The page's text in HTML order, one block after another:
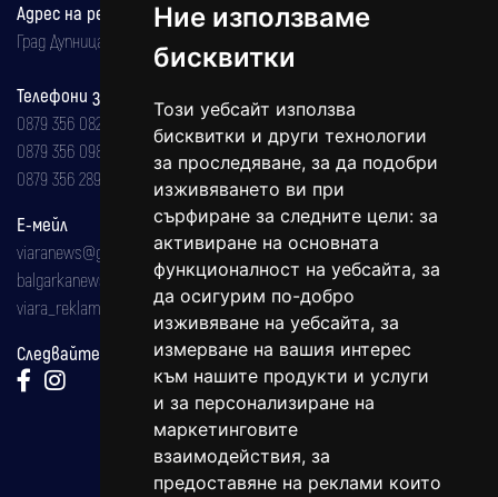
Ние използваме
бисквитки
Този уебсайт използва
бисквитки и други технологии
за проследяване, за да подобри
изживяването ви при
сърфиране за следните цели: за
активиране на основната
функционалност на уебсайта, за
да осигурим по-добро
изживяване на уебсайта, за
измерване на вашия интерес
към нашите продукти и услуги
и за персонализиране на
маркетинговите
взаимодействия, за
предоставяне на реклами които
Адрес на редакцията
Град Дупница, ул.''Христо Ботев" 43
Телефони за реклама и абонаменти
0879 356 082
0879 356 098
0879 356 289
Е-мейл
viaranews@gmail.com
balgarkanews@gmail.com
viara_reklama@mail.bg
Следвайте ни: